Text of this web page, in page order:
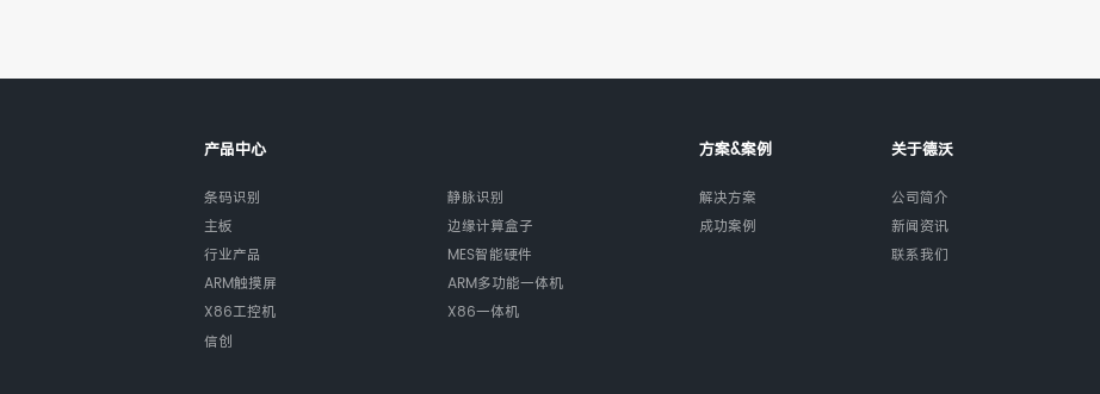
产品中心
条码识别
静脉识别
主板
边缘计算盒子
行业产品
MES智能硬件
ARM触摸屏
ARM多功能一体机
X86工控机
X86一体机
信创
方案&案例
解决方案
成功案例
关于德沃
公司简介
新闻资讯
联系我们